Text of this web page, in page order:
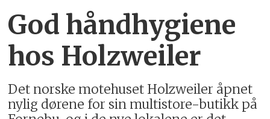
God håndhygiene
hos Holzweiler
Det norske motehuset Holzweiler åpnet
nylig dørene for sin multistore-butikk på